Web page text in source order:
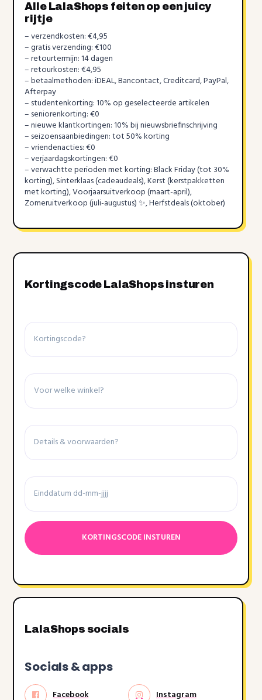
Alle LalaShops feiten op een juicy
rijtje
– verzendkosten: €4,95
– gratis verzending: €100
– retourtermijn: 14 dagen
– retourkosten: €4,95
– betaalmethoden: iDEAL, Bancontact, Creditcard, PayPal,
Afterpay
– studentenkorting: 10% op geselecteerde artikelen
– seniorenkorting: €0
– nieuwe klantkortingen: 10% bij nieuwsbriefinschrijving
– seizoensaanbiedingen: tot 50% korting
– vriendenacties: €0
– verjaardagskortingen: €0
– verwachtte perioden met korting: Black Friday (tot 30%
korting), Sinterklaas (cadeaudeals), Kerst (kerstpakketten
met korting), Voorjaarsuitverkoop (maart-april),
Zomeruitverkoop (juli-augustus) ✨, Herfstdeals (oktober)
Kortingscode LalaShops insturen
Kortingscode
Winkel
Details
voorwaarden
Einddatum
dash
MM
dash
LalaShops socials
Socials & apps
Facebook Instagram